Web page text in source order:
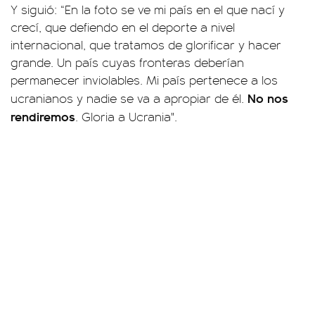
Y siguió: “En la foto se ve mi país en el que nací y
crecí, que defiendo en el deporte a nivel
internacional, que tratamos de glorificar y hacer
grande. Un país cuyas fronteras deberían
permanecer inviolables. Mi país pertenece a los
ucranianos y nadie se va a apropiar de él. No nos
rendiremos. Gloria a Ucrania".